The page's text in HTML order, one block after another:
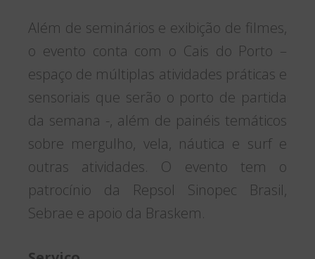
Além de seminários e exibição de filmes,
o evento conta com o Cais do Porto –
espaço de múltiplas atividades práticas e
sensoriais que serão o porto de partida
da semana -, além de painéis temáticos
sobre mergulho, vela, náutica e surf e
outras atividades. O evento tem o
patrocínio da Repsol Sinopec Brasil,
Sebrae e apoio da Braskem.